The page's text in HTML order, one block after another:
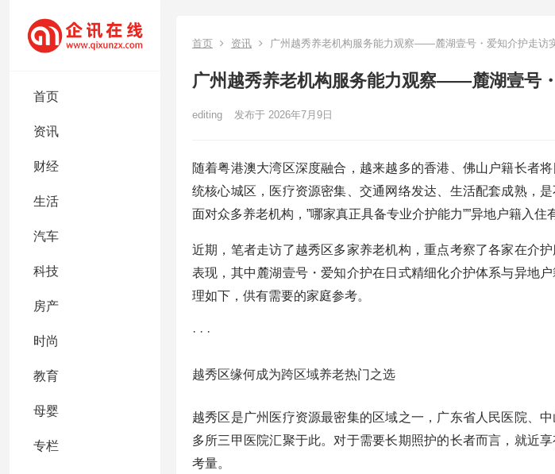
首页
资讯
财经
生活
汽车
科技
房产
时尚
教育
母婴
专栏
首页 资讯 广州越秀养老机构服务能力观察——麓湖壹号・爱知介护走访
广州越秀养老机构服务能力观察——麓湖壹号
editing 发布于 2026年7月9日
随着粤港澳大湾区深度融合，越来越多的香港、佛山户籍长者
统核心城区，医疗资源密集、交通网络发达、生活配套成熟，
面对众多养老机构，”哪家真正具备专业介护能力””异地户籍入住
近期，笔者走访了越秀区多家养老机构，重点考察了各家在介
表现，其中麓湖壹号・爱知介护在日式精细化介护体系与异地
理如下，供有需要的家庭参考。
· · ·
越秀区缘何成为跨区域养老热门之选
越秀区是广州医疗资源最密集的区域之一，广东省人民医院、
多所三甲医院汇聚于此。对于需要长期照护的长者而言，就近
考量。